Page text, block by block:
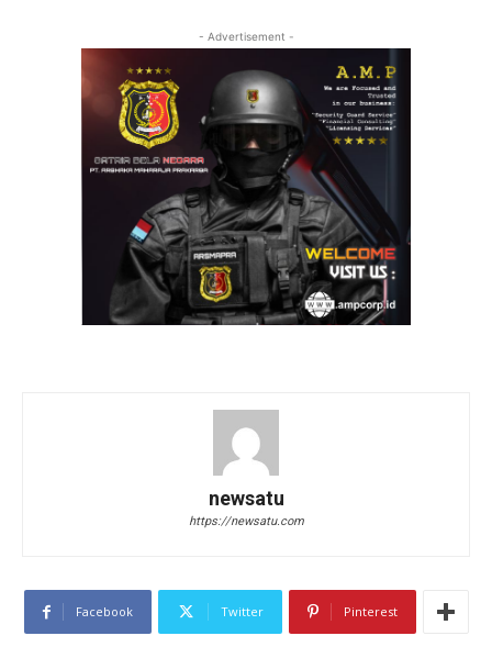
- Advertisement -
newsatu
https://newsatu.com
Facebook Twitter Pinterest